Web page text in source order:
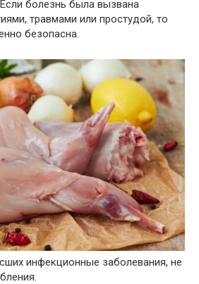
болезнь была вызвана
травмами или простудой, то
безопасна.
инфекционные заболевания, не